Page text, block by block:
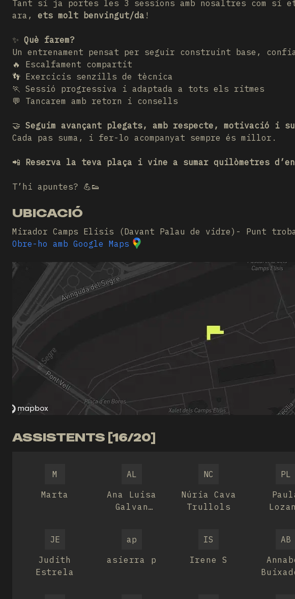
Tant si ja portes les 3 sessions amb nosaltres com si et
ara, ets molt benvingut/da !
✨ Què farem?
Un entrenament pensat per seguir construint base,
🔥 Escalfament compartit
👣 Exercicis senzills de tècnica
🏃 Sessió progressiva i adaptada a tots els ritmes
💬 Tancarem amb retorn i consells
🤝 Seguim avançant plegats, amb respecte, motivació i
Cada pas suma, i fer-lo acompanyat sempre és millor.
📲 Reserva la teva plaça i vine a sumar quilòmetres
T’hi apuntes? 💪👟
UBICACIÓ
Mirador Camps Elisis (Davant Palau de vidre)- Punt
Obre-ho amb Google Maps
ASSISTENTS [16/20]
M
Marta
AL
Ana Luisa
Galvan
NC
Núria Cava
Trullols
PL
JE
Judith
Estrela
ap
asierra p
IS
Irene S
AB